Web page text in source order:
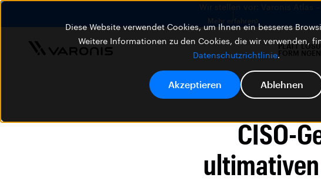
Diese Website verwendet Cookies, um Ihnen ein besseres
Weitere Informationen zu den Cookies, die wir verwenden,
Datenschutzrichtlinie.
Akzeptieren Ablehnen
Wir stellen vor: Varonis Atlas
Mehr erfahren
PLATT
FORM
LÖSU
NGEN
CISO-